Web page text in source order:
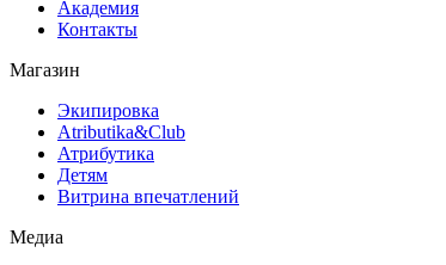
Академия
Контакты
Магазин
Экипировка
Atributika&Club
Атрибутика
Детям
Витрина впечатлений
Медиа